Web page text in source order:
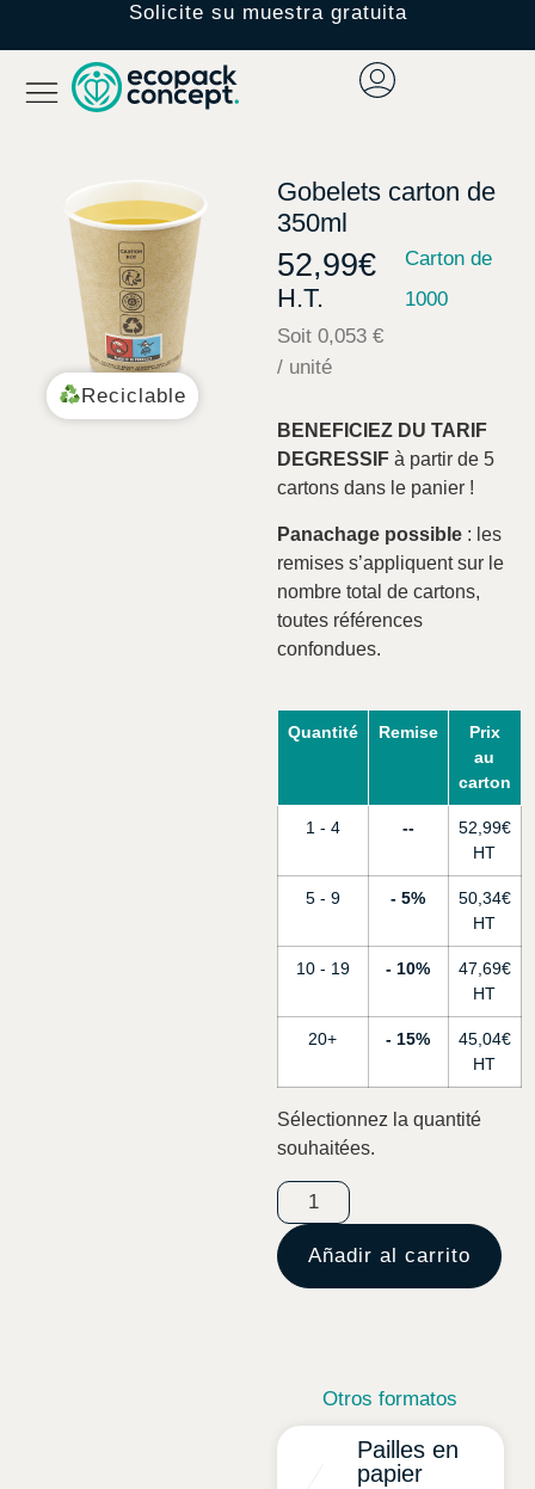
Solicite su muestra gratuita
Reciclable
Gobelets carton de
350ml
52,99€
H.T.
Soit 0,053 €
/ unité
Carton de
1000
BENEFICIEZ DU TARIF
DEGRESSIFà partir de 5
cartons dans le panier !
Panachage possible: les
remises s’appliquent sur le
nombre total de cartons,
toutes références
confondues.
Quantité Remise
Prix
au
carton
1 - 4 - 52,99€
5 - 9 5% 50,34€
10 - 19 10% 47,69€
20+ 15% 45,04€
Sélectionnez la quantité
souhaitées.
Añadir al carrito
Otros formatos
Pailles en
papier